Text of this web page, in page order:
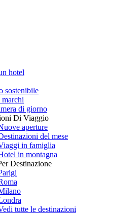
hotel
sostenibile
di giorno
Di Viaggio
aperture
del mese
in famiglia
in montagna
Destinazione
tutte le destinazioni